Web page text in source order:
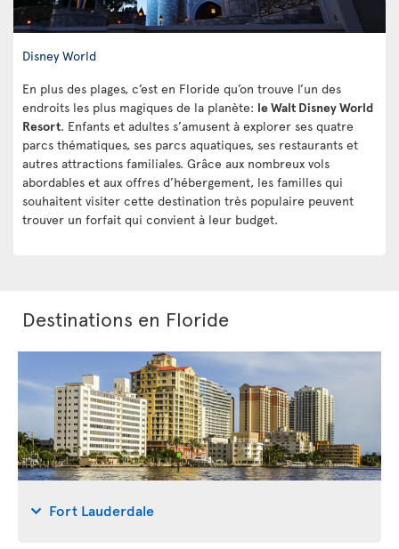
Disney World
En plus des plages, c’est en Floride qu’on trouve l’un des
endroits les plus magiques de la planète: le Walt Disney World
Resort. Enfants et adultes s’amusent à explorer ses quatre
parcs thématiques, ses parcs aquatiques, ses restaurants et
autres attractions familiales. Grâce aux nombreux vols
abordables et aux offres d’hébergement, les familles qui
souhaitent visiter cette destination très populaire peuvent
trouver un forfait qui convient à leur budget.
Destinations en Floride
Fort Lauderdale